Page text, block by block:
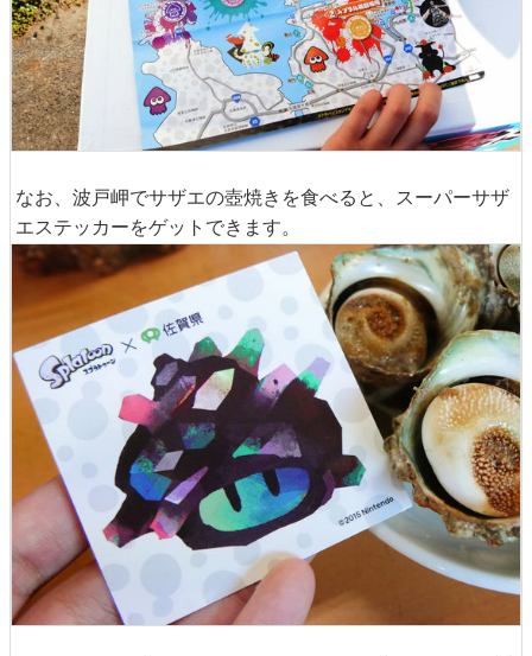
なお、波戸岬でサザエの壺焼きを食べると、スーパーサザ
エステッカーをゲットできます。